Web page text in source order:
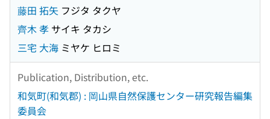
藤田 拓矢 フジタ タクヤ
齊木 孝 サイキ タカシ
三宅 大海 ミヤケ ヒロミ
Publication, Distribution, etc.
和気町(和気郡) : 岡山県自然保護センター研究報告編集
委員会